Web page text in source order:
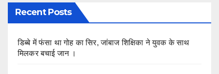
Recent Posts
डिब्बे में फंसा था गोह का सिर, जांबाज शिक्षिका ने युवक के साथ
मिलकर बचाई जान ।